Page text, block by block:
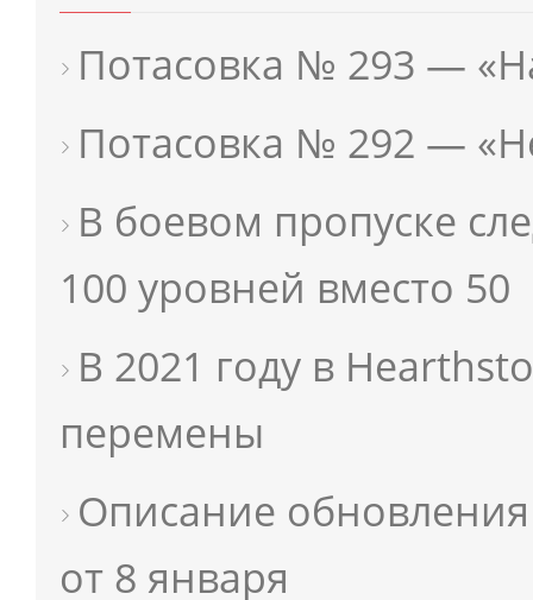
Потасовка № 293 —
Потасовка № 292 —
В боевом пропуске
100 уровней вместо 50
В 2021 году в
перемены
Описание
от 8 января